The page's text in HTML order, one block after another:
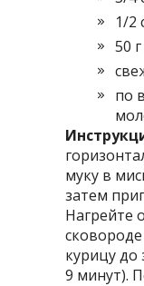
1/2
50
по
муку в
затем
Нагрейте
курицу до
9 минут).